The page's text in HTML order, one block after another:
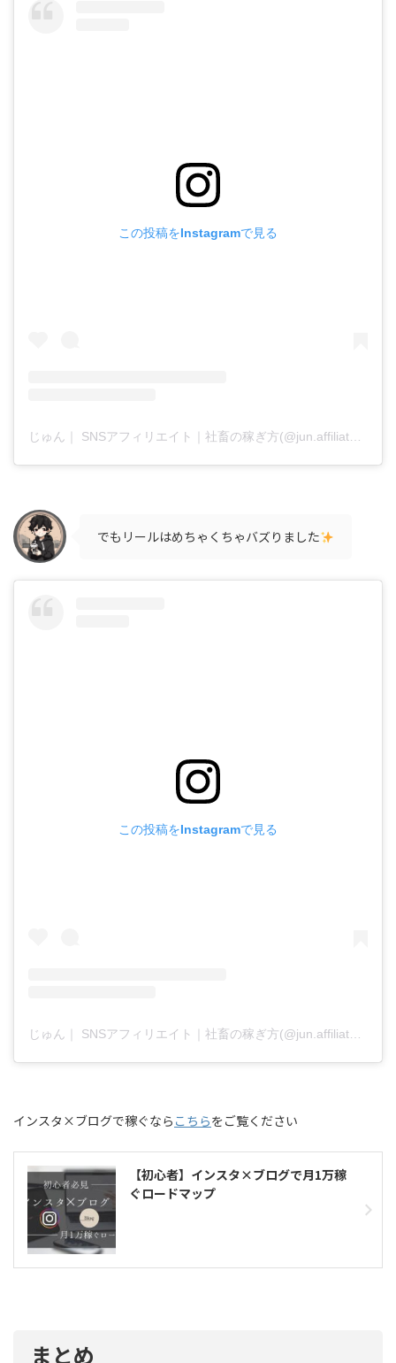
この投稿をInstagramで見る
でもリールはめちゃくちゃバズりました
この投稿をInstagramで見る
インスタ×ブログで稼ぐなら こちらをご覧ください
【初心者】インスタ×ブログで月1万稼
ぐロードマップ
まとめ